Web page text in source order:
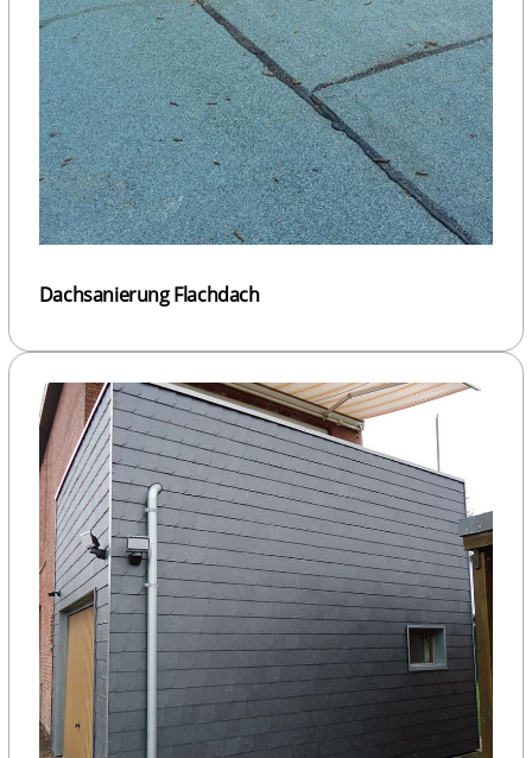
Dachsanierung Flachdach